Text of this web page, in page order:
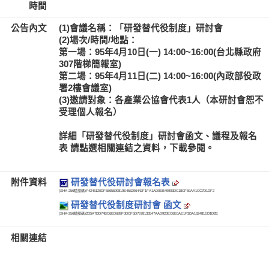
時間
公告內文
(1)會議名稱：「研發替代役制度」研討會
(2)場次/時間/地點：
第一場：95年4月10日(一) 14:00~16:00(台北縣政府
307階梯簡報室)
第二場：95年4月11日(二) 14:00~16:00(內政部役政
署2樓會議室)
(3)邀請對象：各產業公協會代表1人（本研討會恕不
受理個人報名）
詳細「研發替代役制度」研討會函文、議程及報名
表 請點選相關連結之資料，下載參閱。
附件資料 研發替代役研討會報名表
(SHA-256驗證碼)F4245120DF5865599819E456296442F1FA1AD0EB49903DC18CF59AA1CC7D1DF2
研發替代役制度研討會 函文
(SHA-256驗證碼)2D5A7DD74BC6ED689F0DCF5D7678133547AAD920EC6E0AE1F3DA162481ED1D2E
相關連結